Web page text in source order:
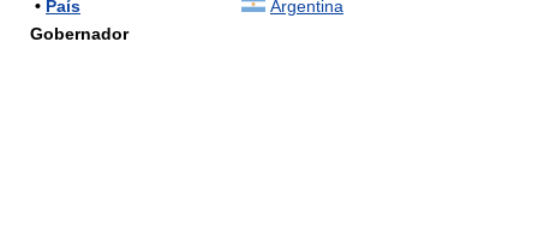
• País
Argentina
Gobernador